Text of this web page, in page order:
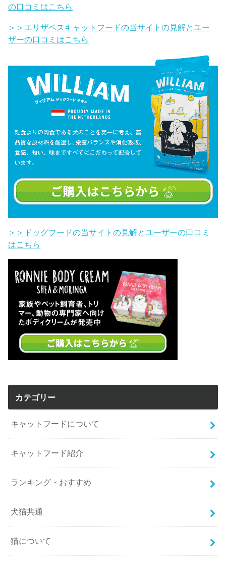
の口コミはこちら
＞＞エリザベスキャットフードの当サイトの見解とユー
ザーの口コミはこちら
＞＞ドッグフードの当サイトの見解とユーザーの口コミ
はこちら
カテゴリー
キャットフードについて
キャットフード紹介
ランキング・おすすめ
犬猫共通
猫について